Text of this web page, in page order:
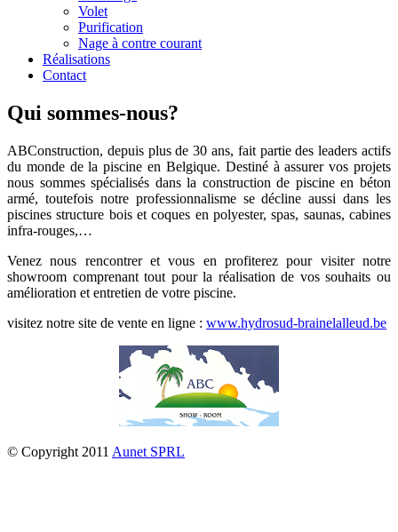
Volet
Purification
Nage à contre courant
Réalisations
Contact
Qui sommes-nous?
ABConstruction, depuis plus de 30 ans, fait partie des leaders actifs
du monde de la piscine en Belgique. Destiné à assurer vos projets
nous sommes spécialisés dans la construction de piscine en béton
armé, toutefois notre professionnalisme se décline aussi dans les
piscines structure bois et coques en polyester, spas, saunas, cabines
infra-rouges,…
Venez nous rencontrer et vous en profiterez pour visiter notre
showroom comprenant tout pour la réalisation de vos souhaits ou
amélioration et entretien de votre piscine.
visitez notre site de vente en ligne : www.hydrosud-brainelalleud.be
© Copyright 2011 Aunet SPRL